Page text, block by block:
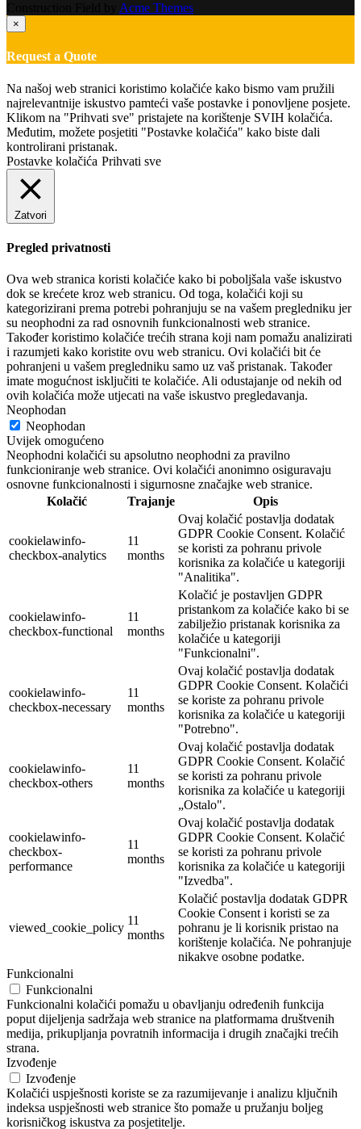
Acme Themes
×
Request a Quote
Na našoj web stranici koristimo kolačiće kako bismo vam pružili
najrelevantnije iskustvo pamteći vaše postavke i ponovljene posjete.
Klikom na "Prihvati sve" pristajete na korištenje SVIH kolačića.
Međutim, možete posjetiti "Postavke kolačića" kako biste dali
kontrolirani pristanak.
Postavke kolačića Prihvati sve
Zatvori
Pregled privatnosti
Ova web stranica koristi kolačiće kako bi poboljšala vaše iskustvo
dok se krećete kroz web stranicu. Od toga, kolačići koji su
kategorizirani prema potrebi pohranjuju se na vašem pregledniku jer
su neophodni za rad osnovnih funkcionalnosti web stranice.
Također koristimo kolačiće trećih strana koji nam pomažu analizirati
i razumjeti kako koristite ovu web stranicu. Ovi kolačići bit će
pohranjeni u vašem pregledniku samo uz vaš pristanak. Također
imate mogućnost isključiti te kolačiće. Ali odustajanje od nekih od
ovih kolačića može utjecati na vaše iskustvo pregledavanja.
Neophodan
Neophodan
Uvijek omogućeno
Neophodni kolačići su apsolutno neophodni za pravilno
funkcioniranje web stranice. Ovi kolačići anonimno osiguravaju
osnovne funkcionalnosti i sigurnosne značajke web stranice.
Kolačić
Trajanje Opis
cookielawinfo-
checkbox-analytics
11
months
Ovaj kolačić postavlja dodatak
GDPR Cookie Consent. Kolačić
se koristi za pohranu privole
korisnika za kolačiće u kategoriji
"Analitika".
cookielawinfo-
checkbox-functional
11
months
Kolačić je postavljen GDPR
pristankom za kolačiće kako bi se
zabilježio pristanak korisnika za
kolačiće u kategoriji
"Funkcionalni".
cookielawinfo-
checkbox-necessary
11
months
Ovaj kolačić postavlja dodatak
GDPR Cookie Consent. Kolačići
se koriste za pohranu privole
korisnika za kolačiće u kategoriji
"Potrebno".
cookielawinfo-
checkbox-others
11
months
Ovaj kolačić postavlja dodatak
GDPR Cookie Consent. Kolačić
se koristi za pohranu privole
korisnika za kolačiće u kategoriji
„Ostalo".
cookielawinfo-
checkbox-
performance
11
months
Ovaj kolačić postavlja dodatak
GDPR Cookie Consent. Kolačić
se koristi za pohranu privole
korisnika za kolačiće u kategoriji
"Izvedba".
viewed_cookie_policy
11
months
Kolačić postavlja dodatak GDPR
Cookie Consent i koristi se za
pohranu je li korisnik pristao na
korištenje kolačića. Ne pohranjuje
nikakve osobne podatke.
Funkcionalni
Funkcionalni
Funkcionalni kolačići pomažu u obavljanju određenih funkcija
poput dijeljenja sadržaja web stranice na platformama društvenih
medija, prikupljanja povratnih informacija i drugih značajki trećih
strana.
Izvođenje
Izvođenje
Kolačići uspješnosti koriste se za razumijevanje i analizu ključnih
indeksa uspješnosti web stranice što pomaže u pružanju boljeg
korisničkog iskustva za posjetitelje.